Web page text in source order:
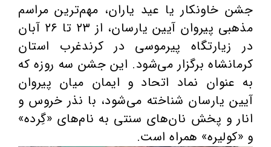
جشن خاونکار یا عید یاران، مهم‌ترین مراسم
مذهبی پیروان آیین یارسان، از ۲۳ تا ۲۶ آبان
در زیارتگاه پیرموسی در کرندغرب استان
کرمانشاه برگزار می‌شود. این جشن سه روزه که
به عنوان نماد اتحاد و ایمان میان پیروان
آیین یارسان شناخته می‌شود، با نذر خروس و
انار و پخش نان‌های سنتی به نام‌های «گِرده»
و «کولیره» همراه است.